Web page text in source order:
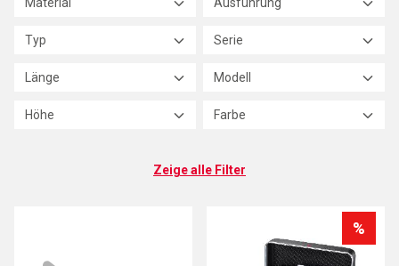
Typ Serie
Länge Modell
Höhe Farbe
Zeige alle Filter
%